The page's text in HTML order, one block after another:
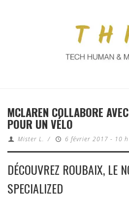
MCLAREN COLLABORE
POUR UN VÉLO
Mister L. / 6 février 2017 - 10
DÉCOUVREZ ROUBAIX, LE
SPECIALIZED